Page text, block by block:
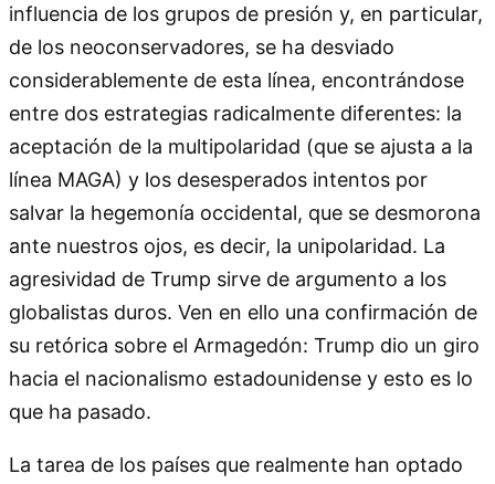
influencia de los grupos de presión y, en particular,
de los neoconservadores, se ha desviado
considerablemente de esta línea, encontrándose
entre dos estrategias radicalmente diferentes: la
aceptación de la multipolaridad (que se ajusta a la
línea MAGA) y los desesperados intentos por
salvar la hegemonía occidental, que se desmorona
ante nuestros ojos, es decir, la unipolaridad. La
agresividad de Trump sirve de argumento a los
globalistas duros. Ven en ello una confirmación de
su retórica sobre el Armagedón: Trump dio un giro
hacia el nacionalismo estadounidense y esto es lo
que ha pasado.
La tarea de los países que realmente han optado